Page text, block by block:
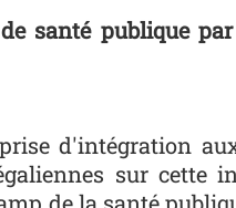
santé publique
d'intégration
sur cette
de la santé